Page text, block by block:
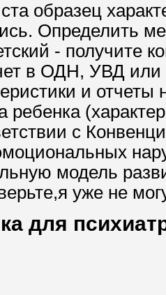
образец
Определить
- получите
в ОДН, УВД или
и отчеты
ребенка
с
модель
уже не
для